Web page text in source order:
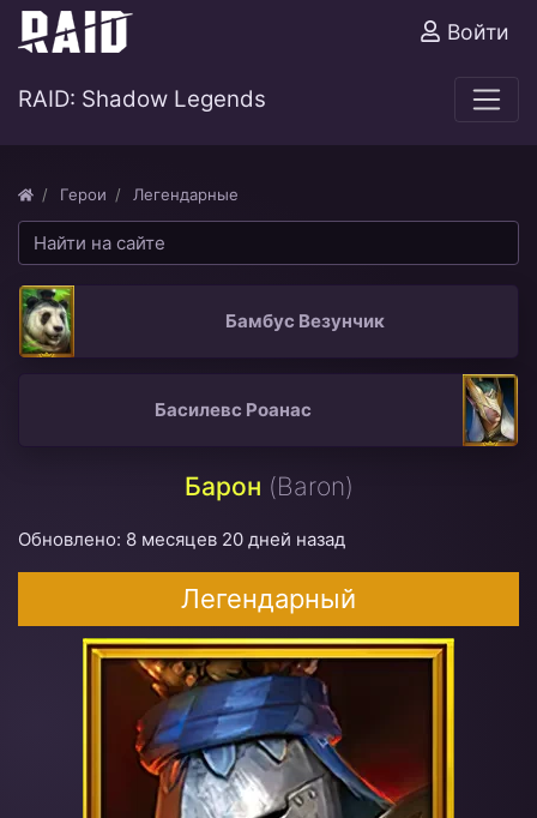
Войти
RAID: Shadow Legends
Герои Легендарные
Бамбус Везунчик
Басилевс Роанас
Барон (Baron)
Обновлено: 8 месяцев 20 дней назад
Легендарный